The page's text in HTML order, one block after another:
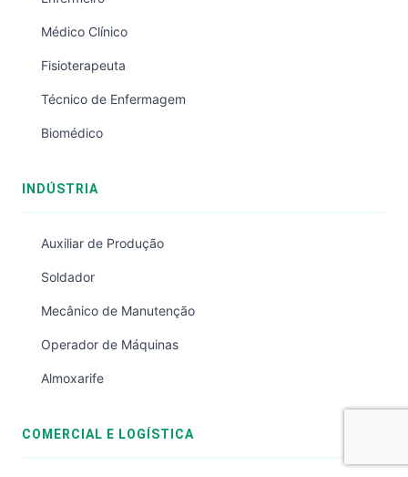
Médico Clínico
Fisioterapeuta
Técnico de Enfermagem
Biomédico
INDÚSTRIA
Auxiliar de Produção
Soldador
Mecânico de Manutenção
Operador de Máquinas
Almoxarife
COMERCIAL E LOGÍSTICA